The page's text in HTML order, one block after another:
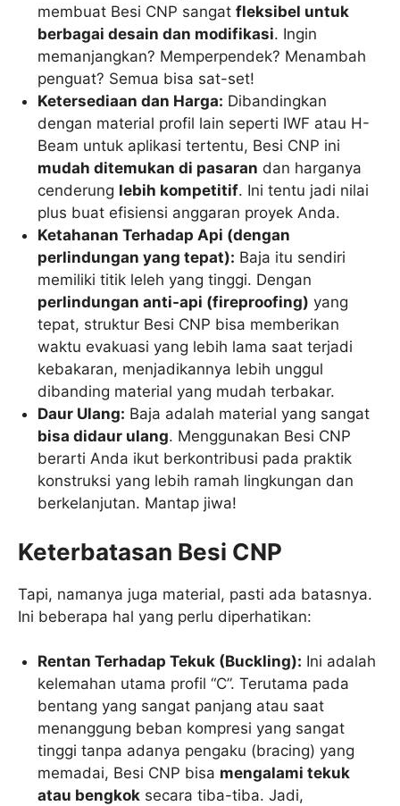
membuat Besi CNP sangatfleksibel untuk
berbagai desain dan modifikasi. Ingin
memanjangkan? Memperpendek? Menambah
penguat? Semua bisa sat-set!
Ketersediaan dan Harga: Dibandingkan
dengan material profil lain seperti IWF atau H-
Beam untuk aplikasi tertentu, Besi CNP ini
mudah ditemukan di pasaran dan harganya
cenderung lebih kompetitif. Ini tentu jadi nilai
plus buat efisiensi anggaran proyek Anda.
Ketahanan Terhadap Api (dengan
perlindungan yang tepat): Baja itu sendiri
memiliki titik leleh yang tinggi. Dengan
perlindungan anti-api (fireproofing) yang
tepat, struktur Besi CNP bisa memberikan
waktu evakuasi yang lebih lama saat terjadi
kebakaran, menjadikannya lebih unggul
dibanding material yang mudah terbakar.
Daur Ulang: Baja adalah material yang sangat
bisa didaur ulang. Menggunakan Besi CNP
berarti Anda ikut berkontribusi pada praktik
konstruksi yang lebih ramah lingkungan dan
berkelanjutan. Mantap jiwa!
Keterbatasan Besi CNP
Tapi, namanya juga material, pasti ada batasnya.
Ini beberapa hal yang perlu diperhatikan:
Rentan Terhadap Tekuk (Buckling): Ini adalah
kelemahan utama profil “C”. Terutama pada
bentang yang sangat panjang atau saat
menanggung beban kompresi yang sangat
tinggi tanpa adanya pengaku (bracing) yang
memadai, Besi CNP bisa mengalami tekuk
atau bengkok secara tiba-tiba. Jadi,